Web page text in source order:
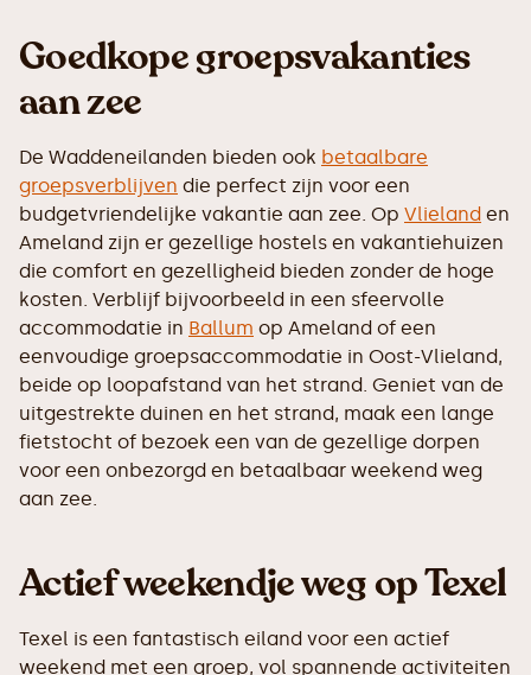
Goedkope groepsvakanties
aan zee
De Waddeneilanden bieden ook betaalbare
groepsverblijven die perfect zijn voor een
budgetvriendelijke vakantie aan zee. Op Vlieland en
Ameland zijn er gezellige hostels en vakantiehuizen
die comfort en gezelligheid bieden zonder de hoge
kosten. Verblijf bijvoorbeeld in een sfeervolle
accommodatie in Ballum op Ameland of een
eenvoudige groepsaccommodatie in Oost-Vlieland,
beide op loopafstand van het strand. Geniet van de
uitgestrekte duinen en het strand, maak een lange
fietstocht of bezoek een van de gezellige dorpen
voor een onbezorgd en betaalbaar weekend weg
aan zee.
Actief weekendje weg op Texel
Texel is een fantastisch eiland voor een actief
weekend met een groep, vol spannende activiteiten